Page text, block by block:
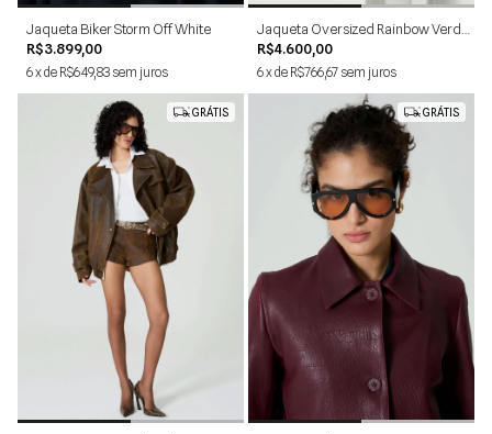
Jaqueta Biker Storm Off White
R$3.899,00
6xde R$649,83 sem juros
Jaqueta Oversized Rainbow Verde
Estonado
R$4.600,00
6xde R$766,67 sem juros
GRÁTIS
PP
GRÁTIS